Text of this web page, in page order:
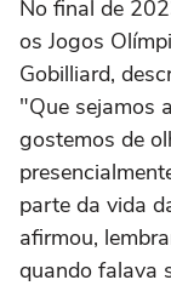
No final de
os Jogos
Gobilliard,
"Que sejamos
gostemos de
parte da vida
afirmou,
quando falava